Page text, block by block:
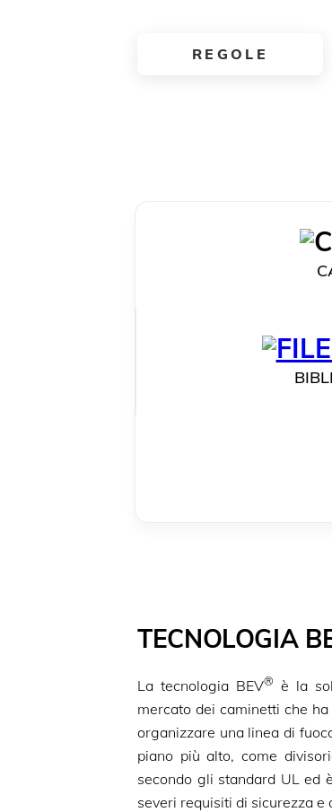
REGOLE
TECNOLOGIA
La tecnologia BEV® è la
mercato dei caminetti che
organizzare una linea di
piano più alto, come
secondo gli standard UL ed
severi requisiti di sicurezza e